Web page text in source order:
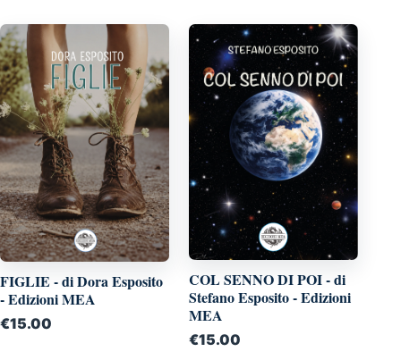
FIGLIE - di Dora Esposito
- Edizioni MEA
€15.00
COL SENNO DI POI - di
Stefano Esposito - Edizioni
MEA
€15.00